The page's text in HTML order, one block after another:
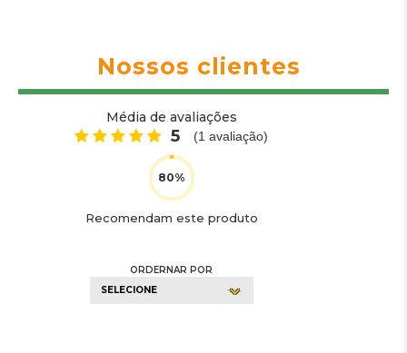
Nossos clientes
Média de avaliações
5 (1 avaliação)
Recomendam este produto
ORDERNAR POR
SELECIONE